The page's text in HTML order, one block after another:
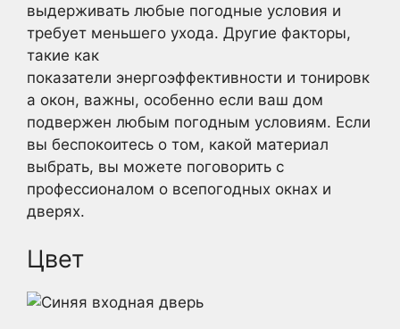
выдерживать любые погодные условия и
требует меньшего ухода. Другие факторы,
такие как
показатели энергоэффективности и тонировк
а окон, важны, особенно если ваш дом
подвержен любым погодным условиям. Если
вы беспокоитесь о том, какой материал
выбрать, вы можете поговорить с
профессионалом о всепогодных окнах и
дверях.
Цвет